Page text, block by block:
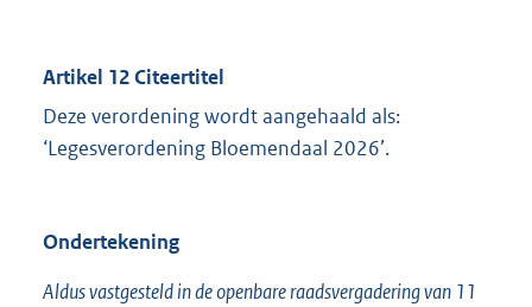
Artikel 12 Citeertitel
Deze verordening wordt aangehaald als:
‘Legesverordening Bloemendaal 2026’.
Ondertekening
Aldus vastgesteld in de openbare raadsvergadering van 11